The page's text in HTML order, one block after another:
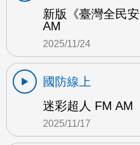
新版《臺灣全民
AM
2025/11/24
國防線上
迷彩超人 FM AM
2025/11/17